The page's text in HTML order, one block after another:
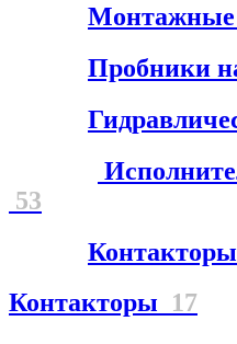
Монтажные
Пробники
53
Контакторы
Контакторы 17